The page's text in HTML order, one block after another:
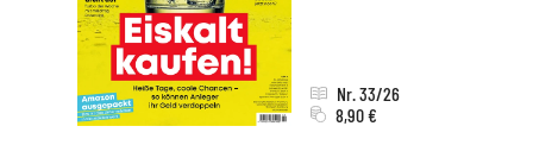
Nr. 33/26
8,90 €